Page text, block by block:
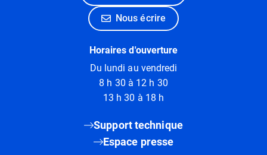
Nous écrire
Horaires d'ouverture
Du lundi au vendredi
8 h 30 à 12 h 30
13 h 30 à 18 h
Support technique
Espace presse